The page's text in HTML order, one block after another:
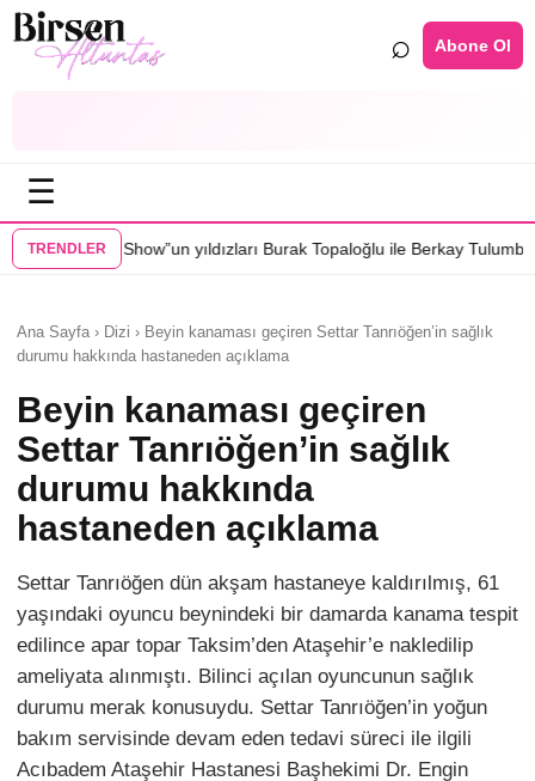
⌕ Abone Ol
☰
TRENDLER
yıldızları Burak Topaloğlu ile Berkay Tulumbacı “Ecünni” filminde
Ana Sayfa › Dizi › Beyin kanaması geçiren Settar Tanrıöğen’in sağlık
durumu hakkında hastaneden açıklama
Beyin kanaması geçiren
Settar Tanrıöğen’in sağlık
durumu hakkında
hastaneden açıklama
Settar Tanrıöğen dün akşam hastaneye kaldırılmış, 61
yaşındaki oyuncu beynindeki bir damarda kanama tespit
edilince apar topar Taksim’den Ataşehir’e nakledilip
ameliyata alınmıştı. Bilinci açılan oyuncunun sağlık
durumu merak konusuydu. Settar Tanrıöğen’in yoğun
bakım servisinde devam eden tedavi süreci ile ilgili
Acıbadem Ataşehir Hastanesi Başhekimi Dr. Engin